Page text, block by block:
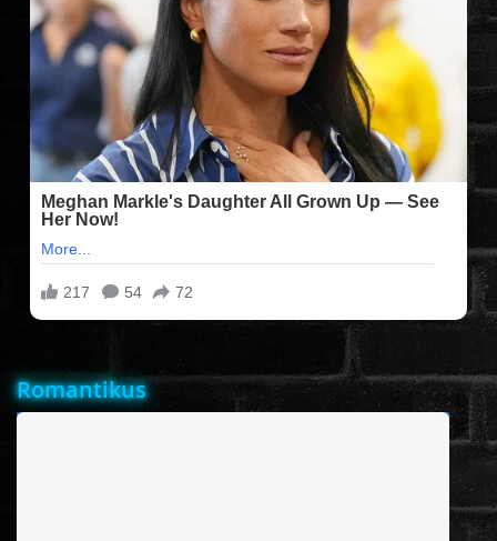
FILMEK (2025-ÖS)
FILMEK (2024-ES)
FILMEK (2023-AS)
FILMEK (2022-ES)
FELIRATOS FILMEK
VÍGJÁTÉK
Romantikus